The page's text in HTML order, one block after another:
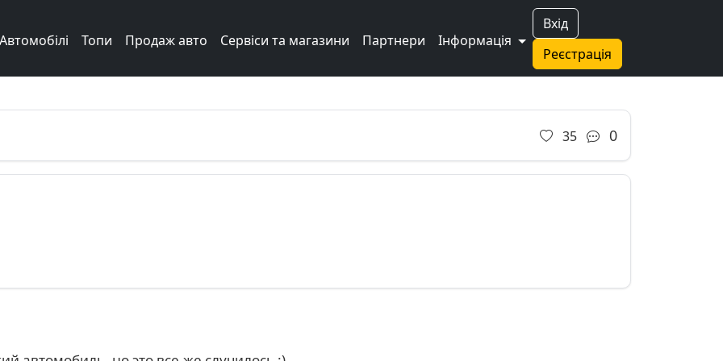
Вхід
Реєстрація
Автомобілі Топи Продаж авто Сервіси та магазини Партнери Інформація
Next
35 0